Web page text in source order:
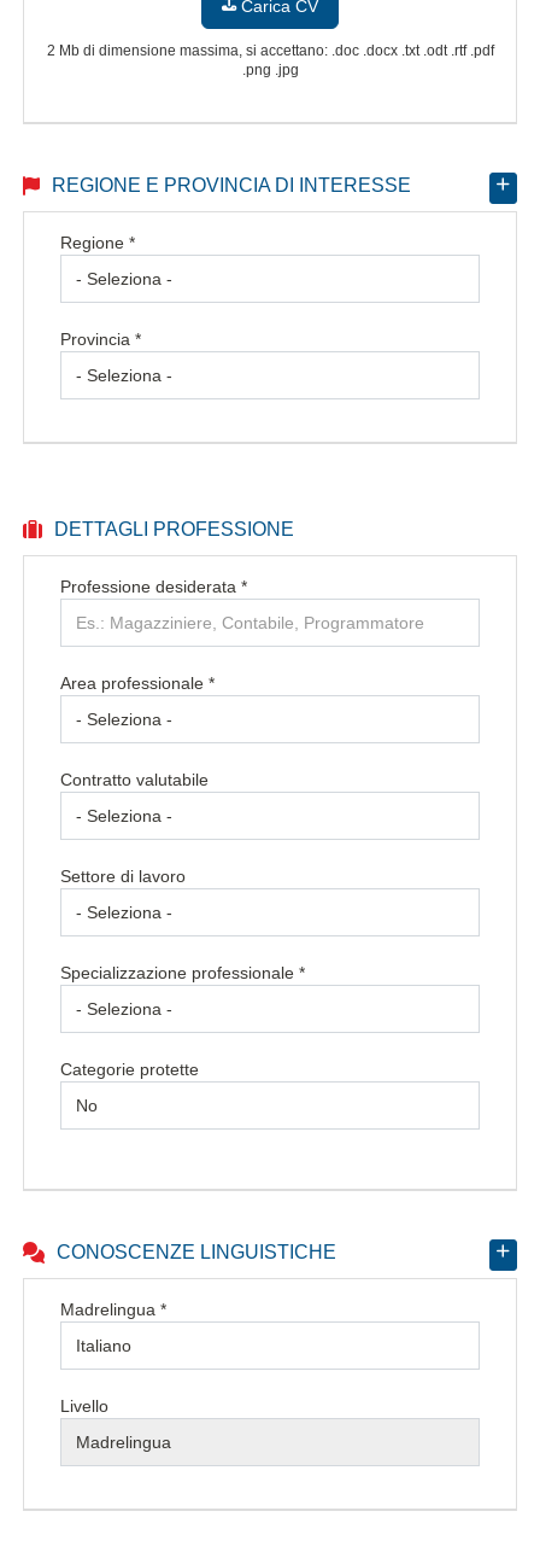
Carica CV
2 Mb di dimensione massima, si accettano: .doc .docx .txt .odt .rtf .pdf
.png .jpg
REGIONE E PROVINCIA DI INTERESSE
Regione *
Provincia *
DETTAGLI PROFESSIONE
Professione desiderata *
Area professionale *
Contratto valutabile
Settore di lavoro
Specializzazione professionale *
Categorie protette
CONOSCENZE LINGUISTICHE
Madrelingua *
Livello